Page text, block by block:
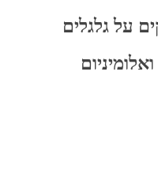
על גלגלים